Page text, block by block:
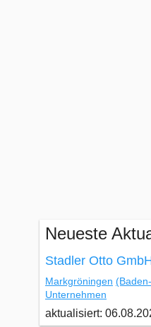
Neueste
Stadler Otto
Markgröningen
Unternehmen
aktualisiert: